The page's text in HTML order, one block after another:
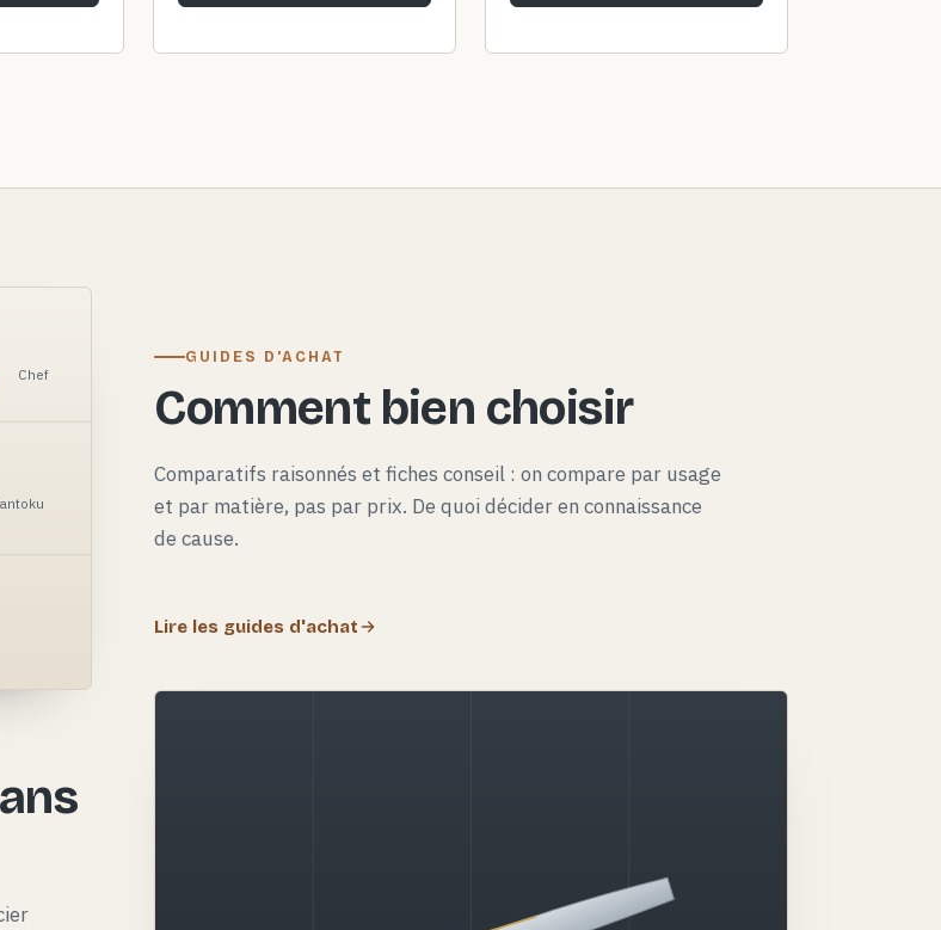
Chef
GUIDES D'ACHAT
Comment bien choisir
Comparatifs raisonnés et fiches conseil : on compare par usage
et par matière, pas par prix. De quoi décider en connaissance
de cause.
Lire les guides d'achat